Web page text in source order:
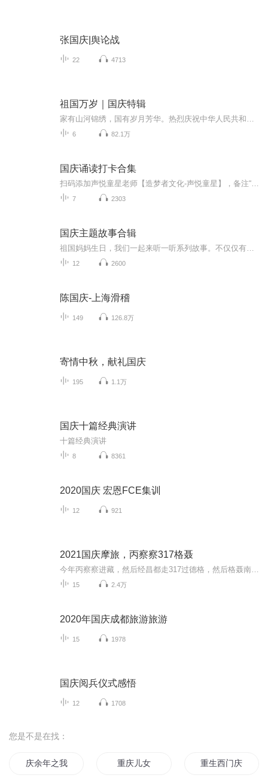
张国庆|舆论战
22 4713
祖国万岁｜国庆特辑
6 82.1万
国庆诵读打卡合集
7 2303
国庆主题故事合辑
12 2600
陈国庆-上海滑稽
149 126.8万
寄情中秋，献礼国庆
195 1.1万
国庆十篇经典演讲
十篇经典演讲
8 8361
2020国庆 宏恩FCE集训
12 921
2021国庆摩旅，丙察察317格聂
15 2.4万
2020年国庆成都旅游旅游
15 1978
国庆阅兵仪式感悟
12 1708
您是不是在找：
庆余年之我叫王启年 重庆儿女 重生西门庆